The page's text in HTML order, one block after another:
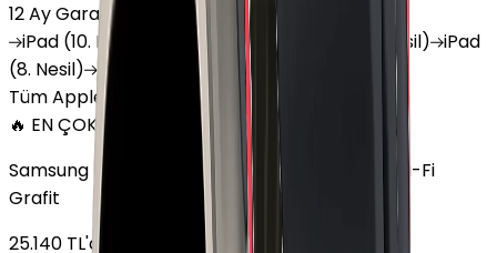
12 Ay Garanti
6 Taksit
iPad (10. Nesil) Air (6. Nesil) (9. Nesil) iPad
(8. Nesil)
iPad Air (5. Nesil) iPad
Air (2. Nesil)
Tüm Apple Tablet'ler
🔥 EN ÇOK SATAN
Samsung Galaxy Tab S9 Plus 256 GB 12.4 inç Wi-Fi
Grafit
25.140 TL'den başlayan fiyatlar